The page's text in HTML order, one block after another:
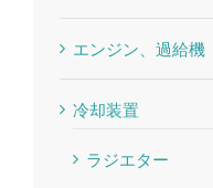
エンジン、過給機
冷却装置
ラジエター